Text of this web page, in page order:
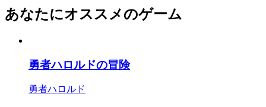
あなたにオススメのゲーム
勇者ハロルドの冒険
勇者ハロルド